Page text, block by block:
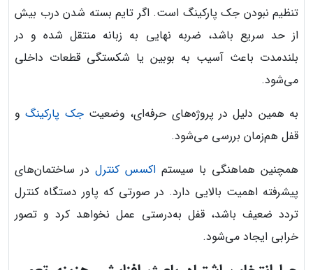
تنظیم نبودن جک پارکینگ است. اگر تایم بسته شدن درب بیش
از حد سریع باشد، ضربه نهایی به زبانه منتقل شده و در
بلندمدت باعث آسیب به بوبین یا شکستگی قطعات داخلی
می‌شود.
به همین دلیل در پروژه‌های حرفه‌ای، وضعیتجک پارکینگو
قفل هم‌زمان بررسی می‌شود.
همچنین هماهنگی با سیستم اکسس کنترل در ساختمان‌های
پیشرفته اهمیت بالایی دارد. در صورتی که پاور دستگاه کنترل
تردد ضعیف باشد، قفل به‌درستی عمل نخواهد کرد و تصور
خرابی ایجاد می‌شود.